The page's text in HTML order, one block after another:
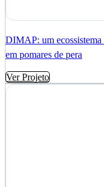
DIMAP: um ecossistema
em pomares de pera
Ver Projeto